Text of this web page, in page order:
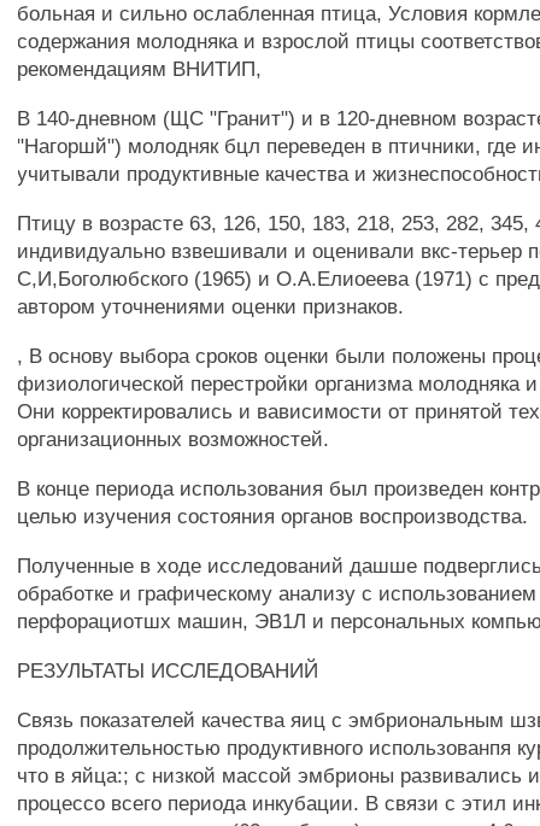
больная и сильно ослабленная птица, Условия
содержания молодняка и взрослой птицы
рекомендациям ВНИТИП,
В 140-дневном (ЩС "Гранит") и в 120-дневном
"Нагоршй") молодняк бцл переведен в птичники, где
учитывали продуктивные качества и
Птицу в возрасте 63, 126, 150, 183, 218, 253, 282, 345,
индивидуально взвешивали и оценивали вкс-терьер
С,И,Боголюбского (1965) и О.А.Елиоеева (1971) с
автором уточнениями оценки признаков.
, В основу выбора сроков оценки были положены
физиологической перестройки организма молодняка
Они корректировались и вависимости от принятой
организационных возможностей.
В конце периода использования был произведен
целью изучения состояния органов воспроизводства.
Полученные в ходе исследований дашше
обработке и графическому анализу с
перфорациотшх машин, ЭВ1Л и персональных
РЕЗУЛЬТАТЫ ИССЛЕДОВАНИЙ
Связь показателей качества яиц с эмбриональным
продолжительностью продуктивного использованпя
что в яйца:; с низкой массой эмбрионы развивались
процессо всего периода инкубации. В связи с этил